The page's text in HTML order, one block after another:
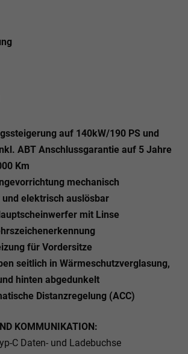
auf 140kW/190 PS und
ABT Anschlussgarantie auf 5 Jahre
Km
mechanisch
elektrisch auslösbar
mit Linse
für Vordersitze
seitlich in Wärmeschutzverglasung,
hinten abgedunkelt
Distanzregelung (ACC)
KOMMUNIKATION:
C Daten- und Ladebuchse